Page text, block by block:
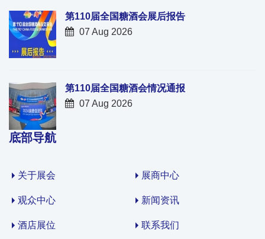
第110届全国糖酒会展后报告
07 Aug 2026
第110届全国糖酒会情况通报
07 Aug 2026
底部导航
关于展会 展商中心
观众中心 新闻资讯
酒店展位 联系我们